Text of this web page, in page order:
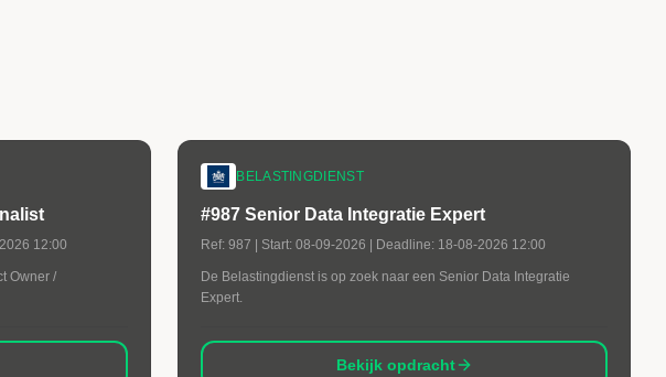
12:00
Owner /
BELASTINGDIENST
#987 Senior Data Integratie Expert
Ref:987 | Start:08-09-2026 | Deadline: 18-08-2026 12:00
De Belastingdienst is op zoek naar een Senior Data Integratie
Expert.
Bekijk opdracht